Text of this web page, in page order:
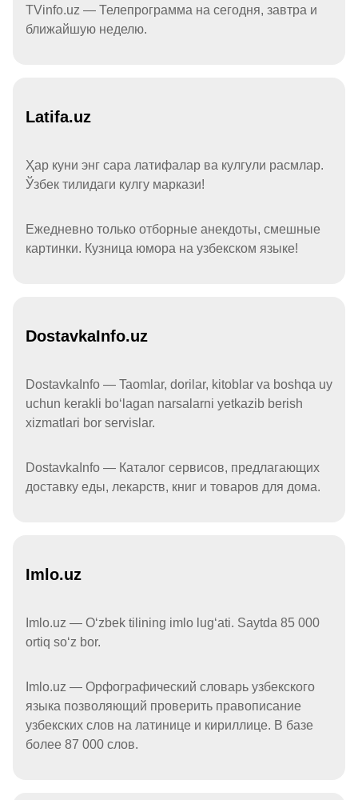
TVinfo.uz — Телепрограмма на сегодня, завтра и
ближайшую неделю.
Latifa.uz
Ҳар куни энг сара латифалар ва кулгули расмлар.
Ўзбек тилидаги кулгу маркази!
Ежедневно только отборные анекдоты, смешные
картинки. Кузница юмора на узбекском языке!
DostavkaInfo.uz
DostavkaInfo — Taomlar, dorilar, kitoblar va boshqa uy
uchun kerakli boʻlagan narsalarni yetkazib berish
xizmatlari bor servislar.
DostavkaInfo — Каталог сервисов, предлагающих
доставку еды, лекарств, книг и товаров для дома.
Imlo.uz
Imlo.uz — Oʻzbek tilining imlo lugʻati. Saytda 85 000
ortiq soʻz bor.
Imlo.uz — Орфографический словарь узбекского
языка позволяющий проверить правописание
узбекских слов на латинице и кириллице. В базе
более 87 000 слов.